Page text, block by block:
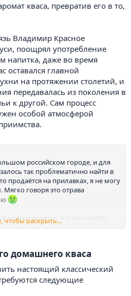
кваса, превратив его в то,
Владимир Красное
поощрял употребление
напитка, даже во время
оставался главной
на протяжении столетий, и
передавалась из поколения в
к другой. Сам процесс
особой атмосферой
российском городе, и для
так проблематично найти в
продаётся на прилавках, я не могу
Мягко говоря это отрава
но мне удалось всё таки найти
маркетплейсе онлайн. Заказал и
чтобы раскрыть...
домашнего кваса​
настоящий классический
следующие